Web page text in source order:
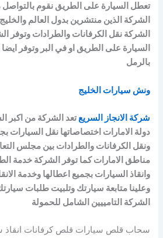
تعطل السيارة على الطريق نقوم بالتواصل
الشركة الذين منتشرين بدول العالم
الشركة نقل الكرفانات والطرادات وتوفر
السيارة على الطريق او في البر وتوفر
بالرمل
ونش سيارات الخليج
شركة الانجاز السريعتعد الشركة من اكبر
دولة الامارات اختصاصاتها نقل السيارات
ونقل الكرفانات والطرادات بين مجلس
مناطق الامارات كما توفر الشركة خدمة
وانقاذ السيارات بجميع اعطالها وخدمة
وعلينا متابعة سيارتك وتلبيت طلبات
الشركة التامييين الشامل للحمولة
سحاب قلص سيارات قلص كرفانات انقاذ